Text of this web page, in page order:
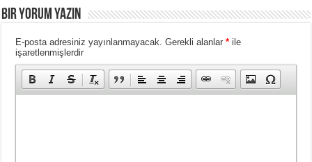
BIR YORUM YAZIN
E-posta adresiniz yayınlanmayacak. Gerekli alanlar* ile
işaretlenmişlerdir